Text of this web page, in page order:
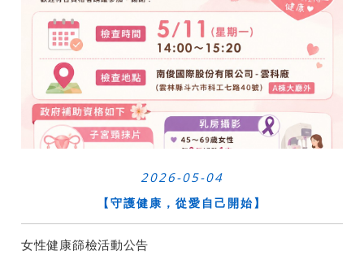
2026-05-04
​【守護健康，從愛自己開始】
女性健康篩檢活動公告